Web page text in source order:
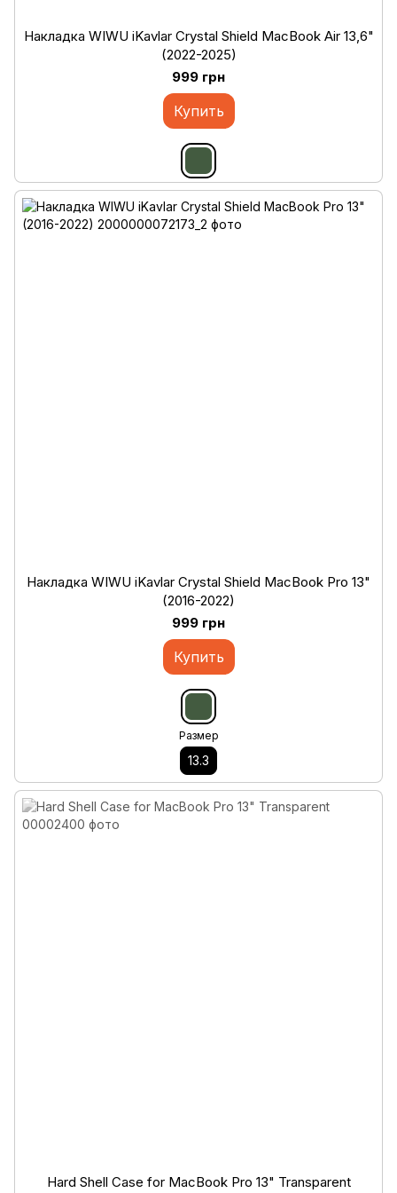
Накладка WIWU iKavlar Crystal Shield MacBook Air 13,6"
(2022-2025)
999 грн
Купить
Накладка WIWU iKavlar Crystal Shield MacBook Pro 13"
(2016-2022)
999 грн
Купить
Размер
13.3
Hard Shell Case for MacBook Pro 13" Transparent